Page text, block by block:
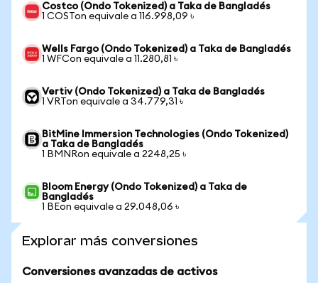
Costco (Ondo Tokenized) a Taka de Bangladés
1 COSTon equivale a 116.998,09 ৳
Wells Fargo (Ondo Tokenized) a Taka de Bangladés
1 WFCon equivale a 11.280,81 ৳
Vertiv (Ondo Tokenized) a Taka de Bangladés
1 VRTon equivale a 34.779,31 ৳
BitMine Immersion Technologies (Ondo Tokenized)
a Taka de Bangladés
1 BMNRon equivale a 2248,25 ৳
Bloom Energy (Ondo Tokenized) a Taka de
Bangladés
1 BEon equivale a 29.048,06 ৳
Explorar más conversiones
Conversiones avanzadas de activos